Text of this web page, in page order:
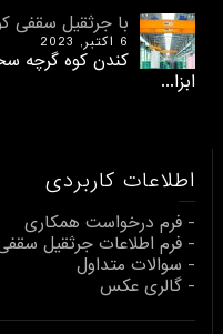
با جرثقیل سقفی
6 اکتبر, 2023
کندن کوه گرچه
ابزا...
اطلاعات کاربردی
- فرم درخواست همکاری
- فرم اطلاعات جرثقیل
- سوالات متداول
- گالری عکس